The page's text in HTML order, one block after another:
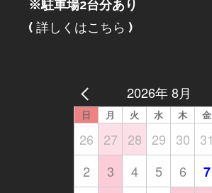
※駐車場2台分あり
( 詳しくはこちら )
2026年 8月
日 月 火 水 木 金
26 27 28 29 30 31
2
3 4 5 6 7